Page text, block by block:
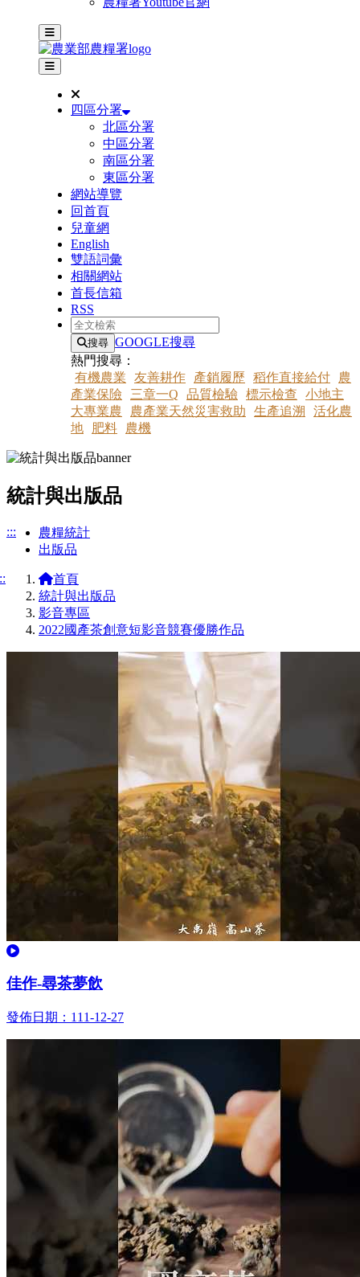
主選單
其他網站選單
四區分署
北區分署
中區分署
南區分署
東區分署
網站導覽
回首頁
兒童網
English
雙語詞彙
相關網站
首長信箱
RSS
全文檢索
搜尋 GOOGLE搜尋
熱門搜尋：
有機農業
友善耕作 產銷履歷 稻作直接給付
農
產業保險
三章一Q 品質檢驗 標示檢查
小地主
大專業農
農產業天然災害救助 生產追溯
活化農
地
肥料 農機
統計與出版品
:::
農糧統計
出版品
首頁
統計與出版品
影音專區
2022國產茶創意短影音競賽優勝作品
觀看
佳作-尋茶夢飲
發佈日期：111-12-27